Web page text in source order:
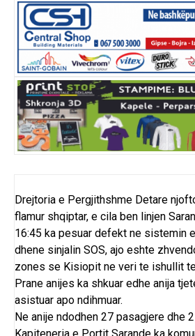
Drejtoria e Pergjithshme Detare
flamur shqiptar, e cila ben linjen
16:45 ka pesuar defekt ne sistemin
dhene sinjalin SOS, ajo eshte
zones se Kisiopit ne veri te ishullit
Prane anijes ka shkuar edhe anija
asistuar apo ndihmuar.
Ne anije ndodhen 27 pasagjere dhe